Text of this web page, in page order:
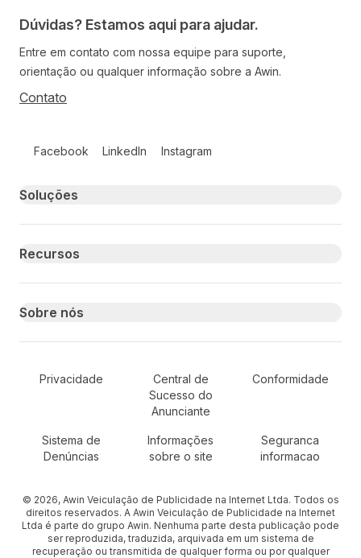
Dúvidas? Estamos aqui para ajudar.
Entre em contato com nossa equipe para suporte,
orientação ou qualquer informação sobre a Awin.
Contato
Facebook LinkedIn Instagram
Primary footer navigation
Soluções
Recursos
Sobre nós
Secondary Footer Navigation
Privacidade
Central de
Sucesso do
Anunciante
Conformidade
Sistema de
Denúncias
Informações
sobre o site
Seguranca
informacao
© 2026, Awin Veiculação de Publicidade na Internet Ltda. Todos os
direitos reservados. A Awin Veiculação de Publicidade na Internet
Ltda é parte do grupo Awin. Nenhuma parte desta publicação pode
ser reproduzida, traduzida, arquivada em um sistema de
recuperação ou transmitida de qualquer forma ou por qualquer